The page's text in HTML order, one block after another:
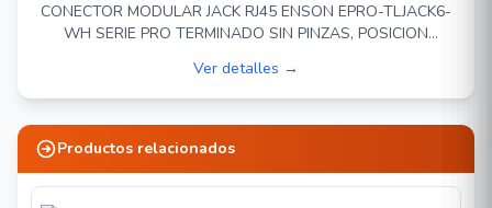
CONECTOR MODULAR JACK RJ45 ENSON EPRO-TLJACK6-
WH SERIE PRO TERMINADO SIN PINZAS, POSICION
PLACAS ENSON EPRO-FP
Ver detalles →
Productos relacionados